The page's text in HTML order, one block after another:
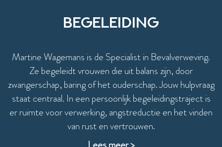
Begeleiding
Martine Wagemans is de Specialist in Bevalverweving.
Ze begeleidt vrouwen die uit balans zijn, door
zwangerschap, baring of het ouderschap. Jouw hulpvraag
staat centraal. In een persoonlijk begeleidingstraject is
er ruimte voor verwerking, angstreductie en het vinden
van rust en vertrouwen.